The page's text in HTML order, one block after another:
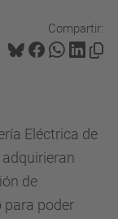
Compartir:
Eléctrica de
adquirieran
de
para poder